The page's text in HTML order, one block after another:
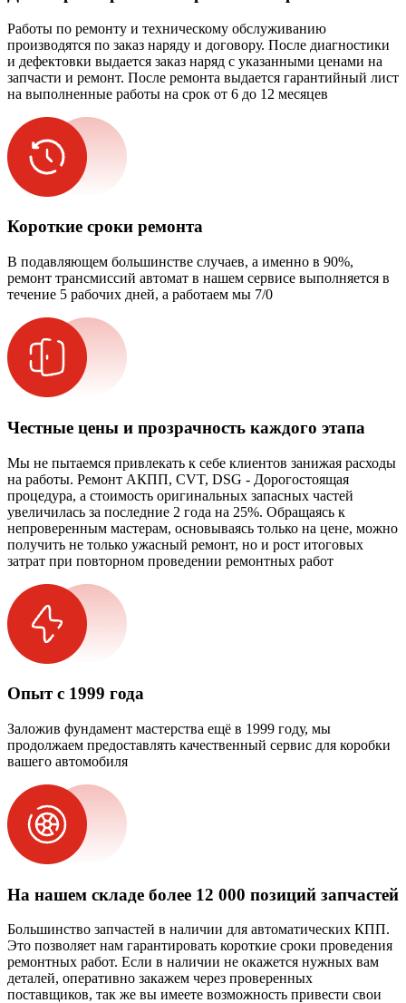
Работы по ремонту и техническому обслуживанию
производятся по заказ наряду и договору. После диагностики
и дефектовки выдается заказ наряд с указанными ценами на
запчасти и ремонт. После ремонта выдается гарантийный лист
на выполненные работы на срок от 6 до 12 месяцев
Короткие сроки ремонта
В подавляющем большинстве случаев, а именно в 90%,
ремонт трансмиссий автомат в нашем сервисе выполняется в
течение 5 рабочих дней, а работаем мы 7/0
Честные цены и прозрачность каждого этапа
Мы не пытаемся привлекать к себе клиентов занижая расходы
на работы. Ремонт АКПП, CVT, DSG - Дорогостоящая
процедура, а стоимость оригинальных запасных частей
увеличилась за последние 2 года на 25%. Обращаясь к
непроверенным мастерам, основываясь только на цене, можно
получить не только ужасный ремонт, но и рост итоговых
затрат при повторном проведении ремонтных работ
Опыт с 1999 года
Заложив фундамент мастерства ещё в 1999 году, мы
продолжаем предоставлять качественный сервис для коробки
вашего автомобиля
На нашем складе более 12 000 позиций запчастей
Большинство запчастей в наличии для автоматических КПП.
Это позволяет нам гарантировать короткие сроки проведения
ремонтных работ. Если в наличии не окажется нужных вам
деталей, оперативно закажем через проверенных
поставщиков, так же вы имеете возможность привести свои